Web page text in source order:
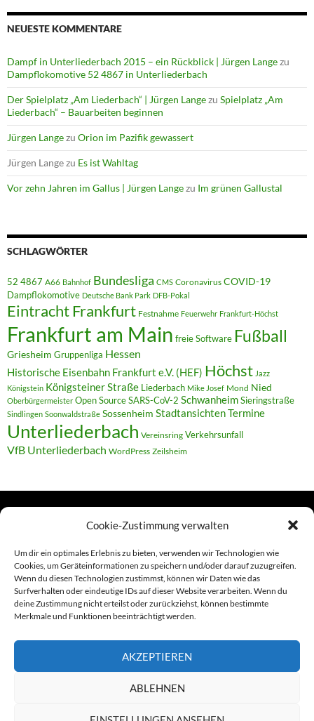
Cookie-Zustimmung verwalten
Um dir ein optimales Erlebnis zu bieten, verwenden wir Technologien wie
Cookies, um Geräteinformationen zu speichern und/oder darauf zuzugreifen.
Wenn du diesen Technologien zustimmst, können wir Daten wie das
Surfverhalten oder eindeutige IDs auf dieser Website verarbeiten. Wenn du
deine Zustimmung nicht erteilst oder zurückziehst, können bestimmte
Merkmale und Funktionen beeinträchtigt werden.
AKZEPTIEREN
ABLEHNEN
NEUESTE KOMMENTARE
Dampf in Unterliederbach 2015 – ein Rückblick | Jürgen Langezu
Dampflokomotive 52 4867 in Unterliederbach
Der Spielplatz „Am Liederbach“ | Jürgen Langezu Spielplatz „Am
Liederbach“ – Bauarbeiten beginnen
Jürgen Langezu Orion im Pazifik gewassert
Jürgen Langezu Es ist Wahltag
Vor zehn Jahren im Gallus | Jürgen Langezu Im grünen Gallustal
SCHLAGWÖRTER
52 4867 A66 Bahnhof Bundesliga CMS Coronavirus COVID-19
Dampflokomotive Deutsche Bank Park DFB-Pokal
Eintracht Frankfurt Festnahme Feuerwehr Frankfurt-Höchst
Frankfurt am Main freie Software Fußball
Griesheim Gruppenliga Hessen
Historische Eisenbahn Frankfurt e.V. (HEF) Höchst Jazz
Königstein Königsteiner Straße Liederbach Mike Josef Mond Nied
Oberbürgermeister Open SourceSARS-CoV-2 SchwanheimSieringstraße
Sindlingen Soonwaldstraße Sossenheim StadtansichtenTermine
Unterliederbach Vereinsring Verkehrsunfall
VfB Unterliederbach WordPress Zeilsheim
Links
Amiga (alt in Seite)
Amiga-News
Foto-Spaziergänge (Mainzauber)